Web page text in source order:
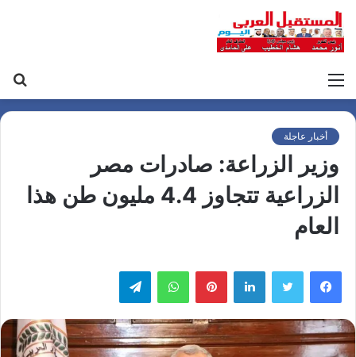
أخبار عاجلة
وزير الزراعة: صادرات مصر
الزراعية تتجاوز 4.4 مليون طن هذا
العام
لينكدإن بينتيريست واتساب